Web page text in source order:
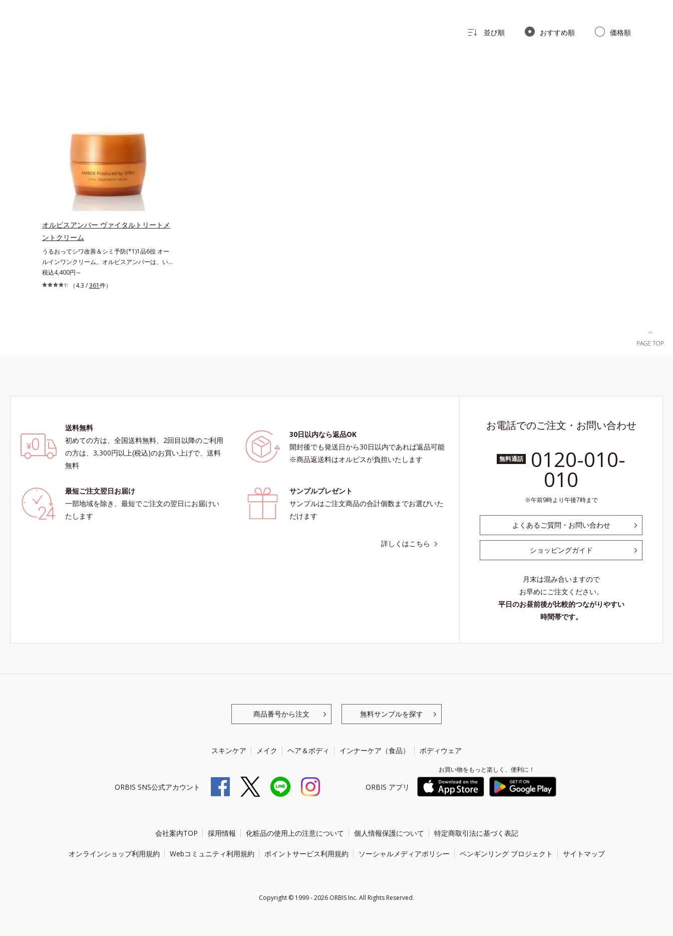
並び順 おすすめ順 価格順
オルビスアンバー ヴァイタルトリートメ
ントクリーム
うるおってシワ改善＆シミ予防(*1)1品6役 オー
ルインワンクリーム。オルビスアンバーは、いつ
も⾃然体で美しくありたいと願う⼤⼈世代に寄り
添うブランドです。年齢印象研究に基づいた肌サ
成分コラーゲンコンプレックスSPが肌のハリを
じ込めます。洗顔の後、これ1品だけでマルチに
ケア。うるおいのベールで守られた、ハリ感のあ
るなめらかな肌を叶えます。*1 メラニンの生
成を抑え、シミ・ソバカスを防ぐ*2 肌にハリ
税込4,400円～
（4.3 /361件）
送料無料
初めての方は、全国送料無料、2回目以降のご利用
の方は、3,300円以上(税込)のお買い上げで、送料
無料
30日以内なら返品OK
開封後でも発送日から30日以内であれば返品可能
※商品返送料はオルビスが負担いたします
最短ご注文翌日お届け
一部地域を除き、最短でご注文の翌日にお届けい
たします
サンプルプレゼント
サンプルはご注文商品の合計個数までお選びいた
だけます
詳しくはこちら
お電話でのご注文・お問い合わせ
無料通話 0120-010-
010
午前9時より午後7時まで
よくあるご質問・お問い合わせ
ショッピングガイド
月末は混み合いますので
お早めにご注文ください。
平日のお昼前後が比較的つながりやすい
時間帯です。
商品番号から注文 無料サンプルを探す
スキンケア メイク ヘア＆ボディ インナーケア（食品） ボディウェア
ORBIS SNS公式アカウント ORBIS アプリ
お買い物をもっと楽しく、便利に！
会社案内TOP 採用情報 化粧品の使用上の注意について 個人情報保護について 特定商取引法に基づく表記
オンラインショップ利用規約 Webコミュニティ利用規約 ポイントサービス利用規約 ソーシャルメディアポリシー ペンギンリング プロジェクト サイトマップ
Copyright © 1999 - 2026 ORBIS Inc. All Rights Reserved.